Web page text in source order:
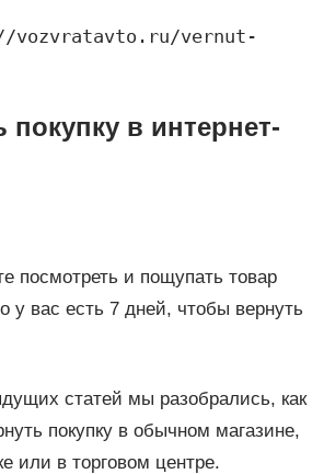
vozvratavto.ru/vernut-
покупку в интернет-
посмотреть и пощупать товар
у вас есть 7 дней, чтобы вернуть
статей мы разобрались, как
покупку в обычном магазине,
или в торговом центре.